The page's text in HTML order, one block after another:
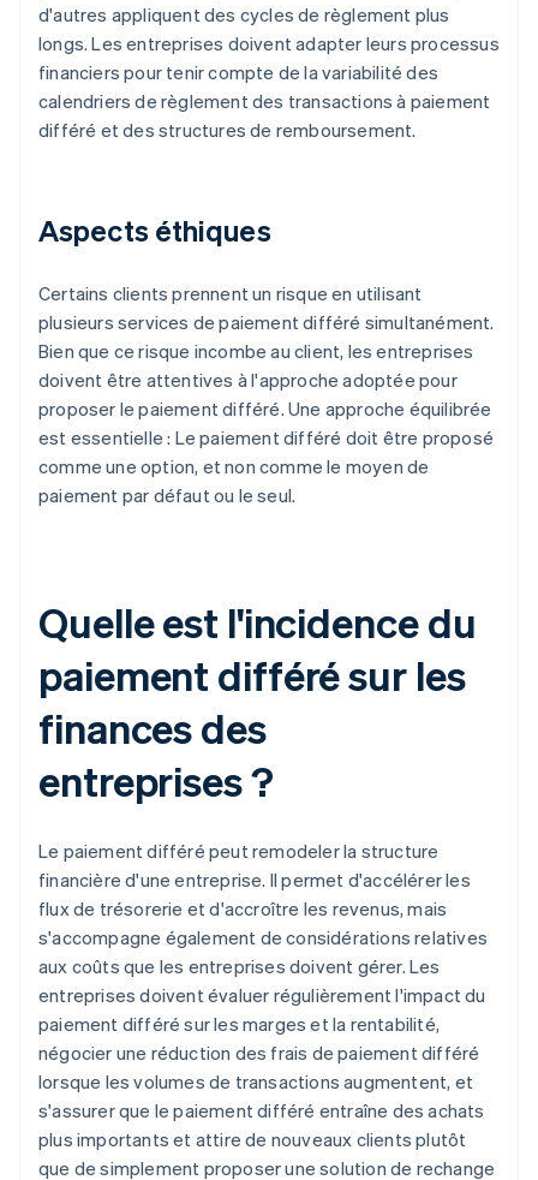
d'autres appliquent des cycles de règlement plus
longs. Les entreprises doivent adapter leurs processus
financiers pour tenir compte de la variabilité des
calendriers de règlement des transactions à paiement
différé et des structures de remboursement.
Aspects éthiques
Certains clients prennent un risque en utilisant
plusieurs services de paiement différé simultanément.
Bien que ce risque incombe au client, les entreprises
doivent être attentives à l'approche adoptée pour
proposer le paiement différé. Une approche équilibrée
est essentielle : Le paiement différé doit être proposé
comme une option, et non comme le moyen de
paiement par défaut ou le seul.
Quelle est l'incidence du
paiement différé sur les
finances des
entreprises ?
Le paiement différé peut remodeler la structure
financière d'une entreprise. Il permet d'accélérer les
flux de trésorerie et d'accroître les revenus, mais
s'accompagne également de considérations relatives
aux coûts que les entreprises doivent gérer. Les
entreprises doivent évaluer régulièrement l'impact du
paiement différé sur les marges et la rentabilité,
négocier une réduction des frais de paiement différé
lorsque les volumes de transactions augmentent, et
s'assurer que le paiement différé entraîne des achats
plus importants et attire de nouveaux clients plutôt
que de simplement proposer une solution de rechange